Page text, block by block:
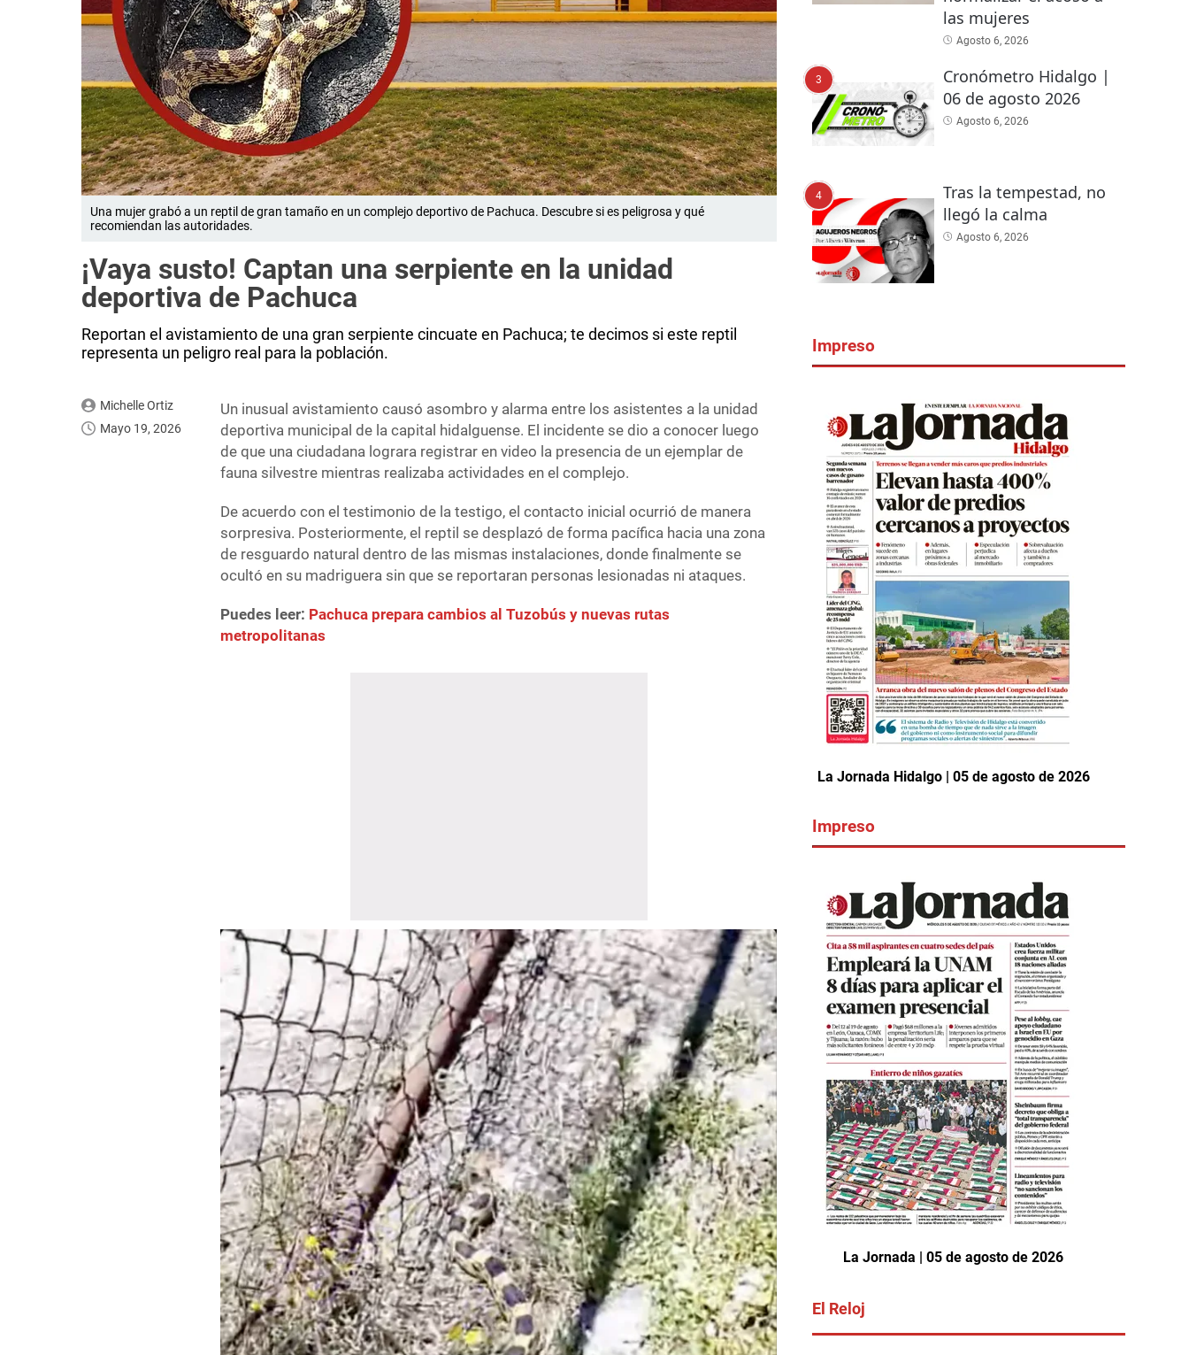
Una mujer grabó a un reptil de gran tamaño en un complejo deportivo de Pachuca. Descubre si es peligrosa y qué
recomiendan las autoridades.
¡Vaya susto! Captan una serpiente en la unidad
deportiva de Pachuca
Reportan el avistamiento de una gran serpiente cincuate en Pachuca; te decimos si este reptil
representa un peligro real para la población.
Michelle Ortiz
Mayo 19, 2026
Un inusual avistamiento causó asombro y alarma entre los asistentes a la unidad
deportiva municipal de la capital hidalguense. El incidente se dio a conocer luego
de que una ciudadana lograra registrar en video la presencia de un ejemplar de
fauna silvestre mientras realizaba actividades en el complejo.
De acuerdo con el testimonio de la testigo, el contacto inicial ocurrió de manera
sorpresiva. Posteriormente, el reptil se desplazó de forma pacífica hacia una zona
de resguardo natural dentro de las mismas instalaciones, donde finalmente se
ocultó en su madriguera sin que se reportaran personas lesionadas ni ataques.
Puedes leer: Pachuca prepara cambios al Tuzobús y nuevas rutas
metropolitanas
las mujeres
Agosto 6, 2026
3
Cronómetro Hidalgo |
06 de agosto 2026
Agosto 6, 2026
4
Tras la tempestad, no
llegó la calma
Agosto 6, 2026
Impreso
La Jornada Hidalgo | 05 de agosto de 2026
Impreso
La Jornada | 05 de agosto de 2026
El Reloj